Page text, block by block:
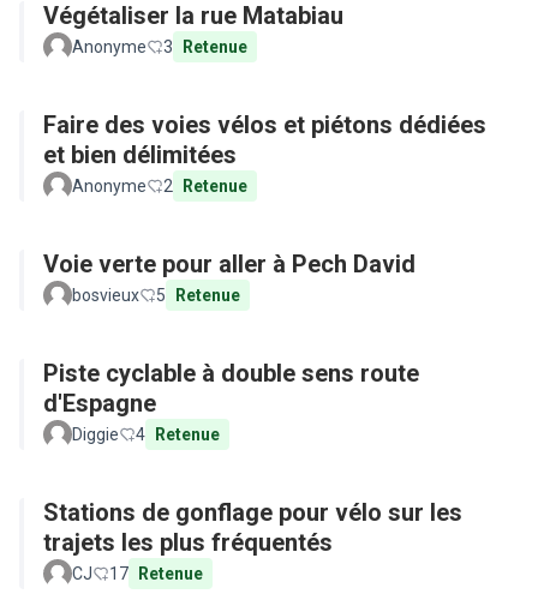
Végétaliser la rue Matabiau
Anonyme 3 Retenue
Faire des voies vélos et piétons dédiées
et bien délimitées
Anonyme 2 Retenue
Voie verte pour aller à Pech David
bosvieux 5 Retenue
Piste cyclable à double sens route
d'Espagne
Diggie 4 Retenue
Stations de gonflage pour vélo sur les
trajets les plus fréquentés
CJ 17 Retenue